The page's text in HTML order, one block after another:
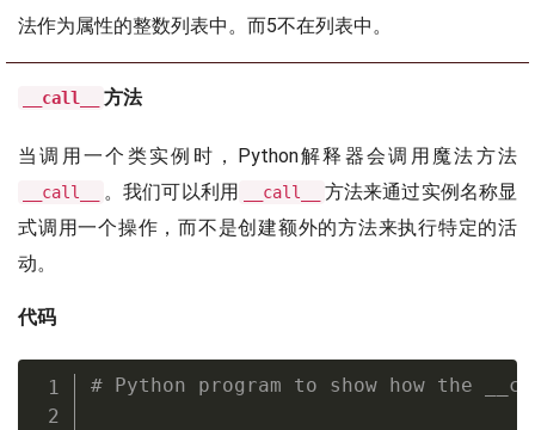
法作为属性的整数列表中。而5不在列表中。
__call__ 方法
当调用一个类实例时，Python解释器会调用魔法方法
__call__ 。我们可以利用 __call__
方法来通过实例名称显
式调用一个操作，而不是创建额外的方法来执行特定的活
动。
代码
# Python program to show how the